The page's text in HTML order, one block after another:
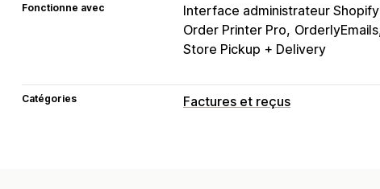
Fonctionne avec Interface administrateur Shopify
Order Printer Pro OrderlyEmails
Store Pickup + Delivery
Catégories Factures et reçus